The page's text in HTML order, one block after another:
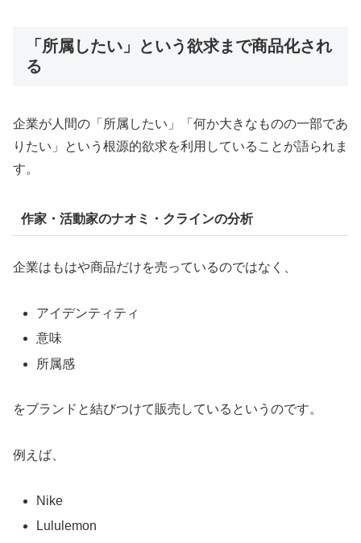
「所属したい」という欲求まで商品化され
る
企業が人間の「所属したい」「何か大きなものの一部であ
りたい」という根源的欲求を利用していることが語られま
す。
作家・活動家のナオミ・クラインの分析
企業はもはや商品だけを売っているのではなく、
アイデンティティ
意味
所属感
をブランドと結びつけて販売しているというのです。
例えば、
Nike
Lululemon